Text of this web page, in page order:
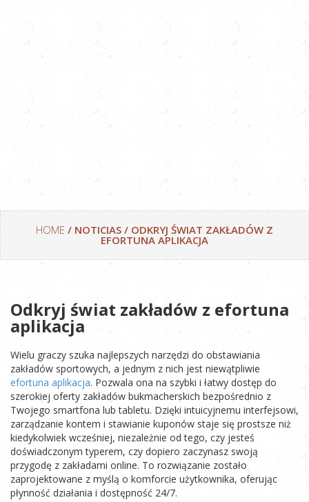
HOME / NOTICIAS / ODKRYJ ŚWIAT ZAKŁADÓW Z
EFORTUNA APLIKACJA
Odkryj świat zakładów z efortuna
aplikacja
Wielu graczy szuka najlepszych narzędzi do obstawiania
zakładów sportowych, a jednym z nich jest niewątpliwie
efortuna aplikacja. Pozwala ona na szybki i łatwy dostęp do
szerokiej oferty zakładów bukmacherskich bezpośrednio z
Twojego smartfona lub tabletu. Dzięki intuicyjnemu interfejsowi,
zarządzanie kontem i stawianie kuponów staje się prostsze niż
kiedykolwiek wcześniej, niezależnie od tego, czy jesteś
doświadczonym typerem, czy dopiero zaczynasz swoją
przygodę z zakładami online. To rozwiązanie zostało
zaprojektowane z myślą o komforcie użytkownika, oferując
płynność działania i dostępność 24/7.